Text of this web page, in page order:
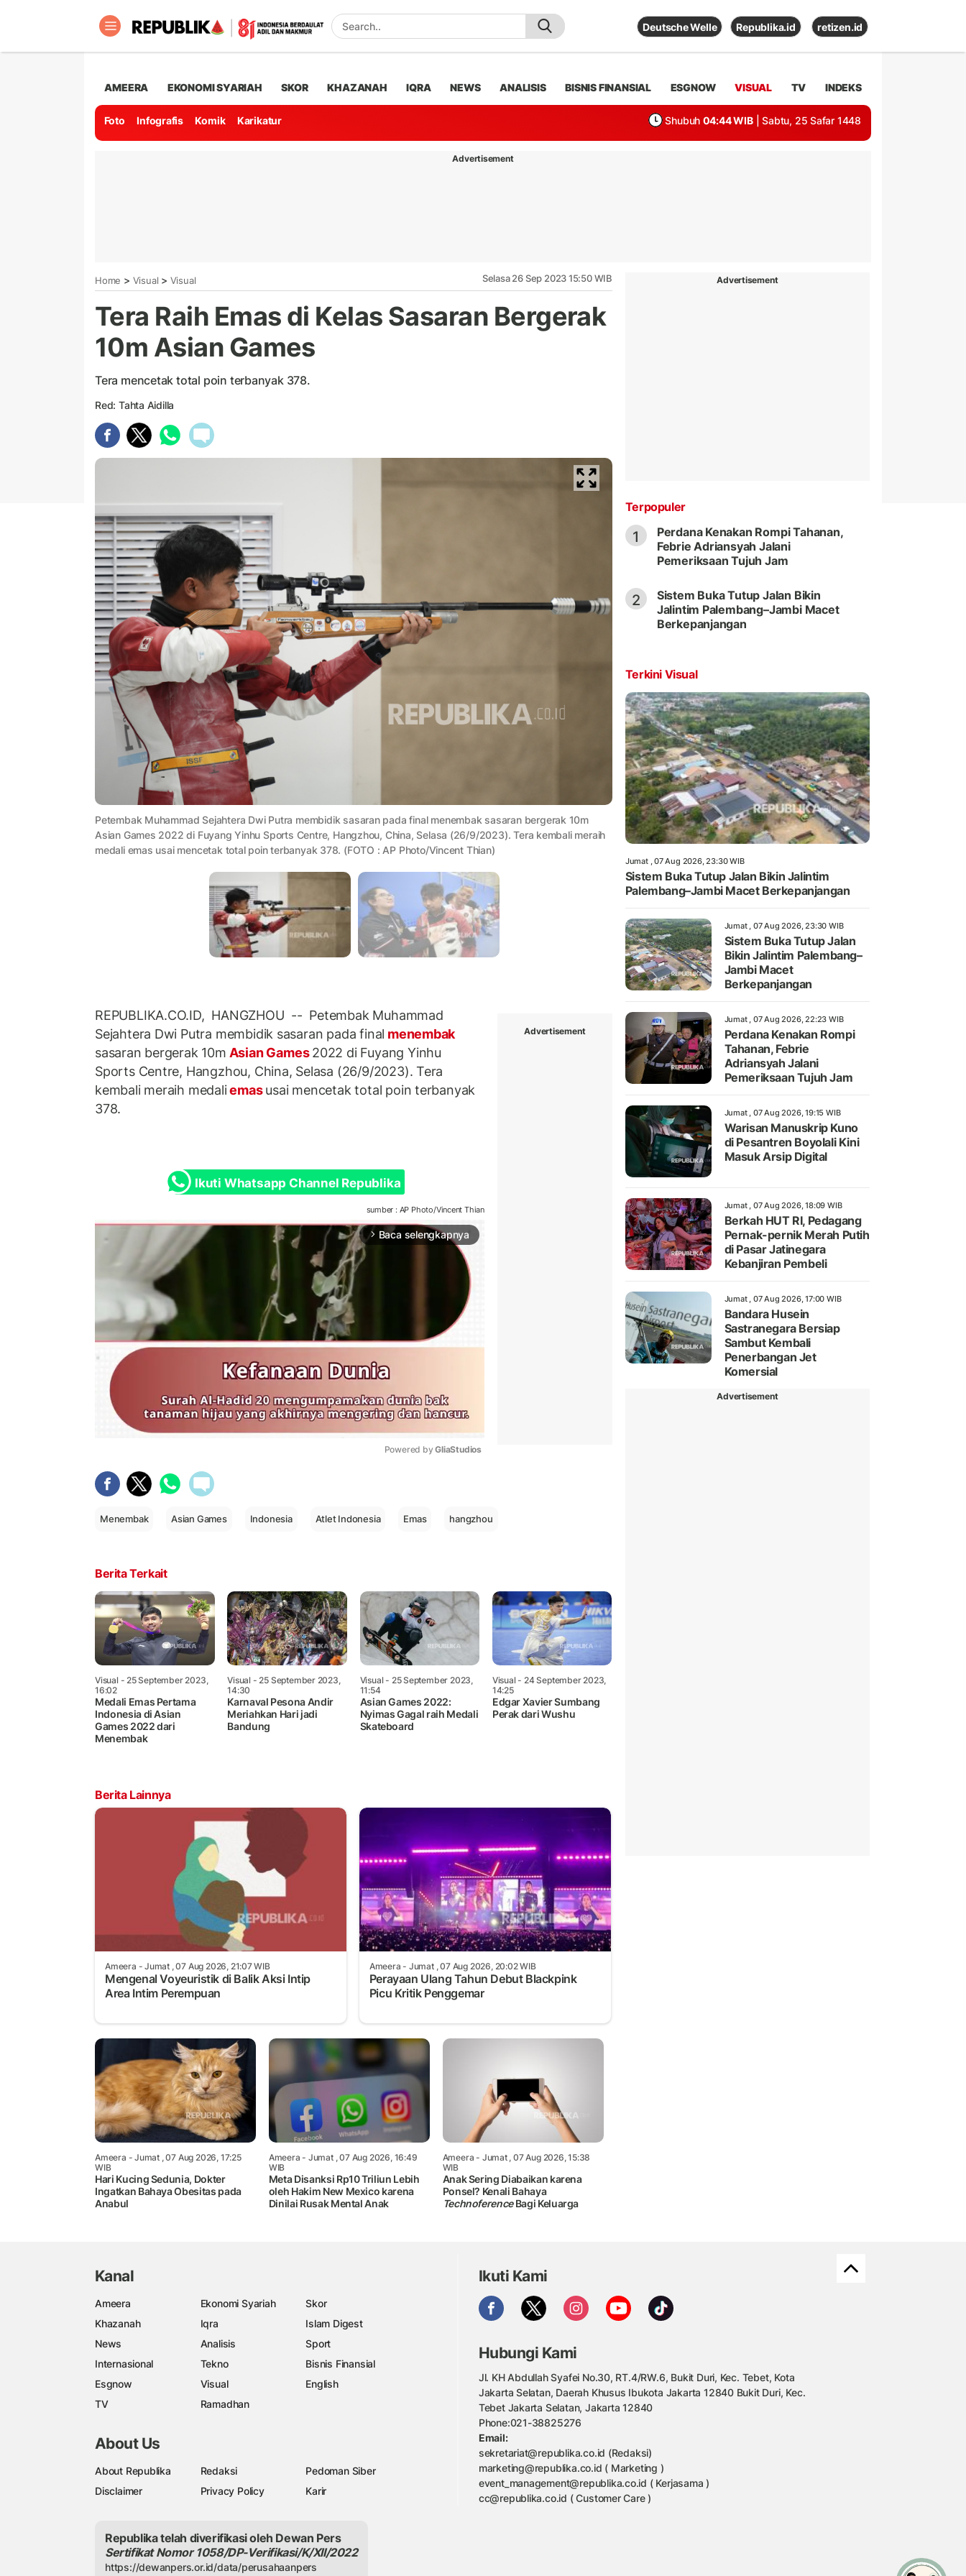
Deutsche Welle Republika.id retizen.id
AMEERA EKONOMI SYARIAH SKOR KHAZANAH IQRA NEWS ANALISIS BISNIS FINANSIAL ESGNOW VISUAL TV INDEKS
Foto Infografis Komik Karikatur Shubuh 04:44 WIB | Sabtu, 25 Safar 1448
Advertisement
Home > Visual > Visual Selasa 26 Sep 2023 15:50 WIB
Tera Raih Emas di Kelas Sasaran Bergerak
10m Asian Games
Tera mencetak total poin terbanyak 378.
Red: Tahta Aidilla
Petembak Muhammad Sejahtera Dwi Putra membidik sasaran pada final menembak sasaran bergerak 10m
Asian Games 2022 di Fuyang Yinhu Sports Centre, Hangzhou, China, Selasa (26/9/2023). Tera kembali meraih
medali emas usai mencetak total poin terbanyak 378. (FOTO : AP Photo/Vincent Thian)
REPUBLIKA.CO.ID, HANGZHOU -- Petembak Muhammad
Sejahtera Dwi Putra membidik sasaran pada final menembak
sasaran bergerak 10m Asian Games2022 di Fuyang Yinhu
Sports Centre, Hangzhou, China, Selasa (26/9/2023). Tera
kembali meraih medaliemasusai mencetak total poin terbanyak
378.
Ikuti Whatsapp Channel Republika
sumber : AP Photo/Vincent Thian
arrow_forward_ios Baca selengkapnya
Powered by GliaStudios
Advertisement
Menembak Asian Games Indonesia Atlet Indonesia Emas hangzhou
Berita Terkait
Visual - 25 September 2023,
16:02
Medali Emas Pertama
Indonesia di Asian
Games 2022 dari
Menembak
Visual - 25 September 2023,
14:30
Karnaval Pesona Andir
Meriahkan Hari jadi
Bandung
Visual - 25 September 2023,
11:54
Asian Games 2022:
Nyimas Gagal raih Medali
Skateboard
Visual - 24 September 2023,
14:25
Edgar Xavier Sumbang
Perak dari Wushu
Berita Lainnya
Ameera - Jumat , 07 Aug 2026, 21:07 WIB
Mengenal Voyeuristik di Balik Aksi Intip
Area Intim Perempuan
Ameera - Jumat , 07 Aug 2026, 20:02 WIB
Perayaan Ulang Tahun Debut Blackpink
Picu Kritik Penggemar
Ameera - Jumat , 07 Aug 2026, 17:25
WIB
Hari Kucing Sedunia, Dokter
Ingatkan Bahaya Obesitas pada
Anabul
Ameera - Jumat , 07 Aug 2026, 16:49
WIB
Meta Disanksi Rp10 Triliun Lebih
oleh Hakim New Mexico karena
Dinilai Rusak Mental Anak
Ameera - Jumat , 07 Aug 2026, 15:38
WIB
Anak Sering Diabaikan karena
Ponsel? Kenali Bahaya
TechnoferenceBagi Keluarga
Advertisement
Terpopuler
1
Perdana Kenakan Rompi Tahanan,
Febrie Adriansyah Jalani
Pemeriksaan Tujuh Jam
2
Sistem Buka Tutup Jalan Bikin
Jalintim Palembang–Jambi Macet
Berkepanjangan
Terkini Visual
Jumat , 07 Aug 2026, 23:30 WIB
Sistem Buka Tutup Jalan Bikin Jalintim
Palembang–Jambi Macet Berkepanjangan
Jumat , 07 Aug 2026, 23:30 WIB
Sistem Buka Tutup Jalan
Bikin Jalintim Palembang–
Jambi Macet
Berkepanjangan
Jumat , 07 Aug 2026, 22:23 WIB
Perdana Kenakan Rompi
Tahanan, Febrie
Adriansyah Jalani
Pemeriksaan Tujuh Jam
Jumat , 07 Aug 2026, 19:15 WIB
Warisan Manuskrip Kuno
di Pesantren Boyolali Kini
Masuk Arsip Digital
Jumat , 07 Aug 2026, 18:09 WIB
Berkah HUT RI, Pedagang
Pernak-pernik Merah Putih
di Pasar Jatinegara
Kebanjiran Pembeli
Jumat , 07 Aug 2026, 17:00 WIB
Bandara Husein
Sastranegara Bersiap
Sambut Kembali
Penerbangan Jet
Komersial
Advertisement
Kanal
Ameera Ekonomi Syariah
Skor
Khazanah
Iqra
Islam Digest
News
Analisis
Sport
Internasional
Tekno
Bisnis Finansial
Esgnow
Visual
English
TV
Ramadhan
About Us
About Republika Redaksi
Pedoman Siber
Disclaimer
Privacy Policy Karir
Republika telah diverifikasi oleh Dewan Pers
Sertifikat Nomor 1058/DP-Verifikasi/K/XII/2022
https://dewanpers.or.id/data/perusahaanpers
Ikuti Kami
Hubungi Kami
Jl. KH Abdullah Syafei No.30, RT.4/RW.6, Bukit Duri, Kec. Tebet, Kota
Jakarta Selatan, Daerah Khusus Ibukota Jakarta 12840 Bukit Duri, Kec.
Tebet Jakarta Selatan, Jakarta 12840
Phone:021-38825276
Email:
sekretariat@republika.co.id (Redaksi)
marketing@republika.co.id ( Marketing )
event_management@republika.co.id ( Kerjasama )
cc@republika.co.id ( Customer Care )